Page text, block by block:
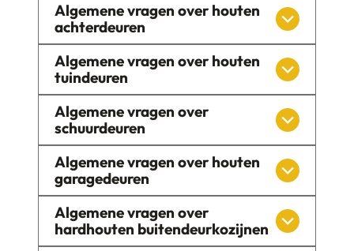
Algemene vragen over houten
achterdeuren
Algemene vragen over houten
tuindeuren
Algemene vragen over
schuurdeuren
Algemene vragen over houten
garagedeuren
Algemene vragen over
hardhouten buitendeurkozijnen